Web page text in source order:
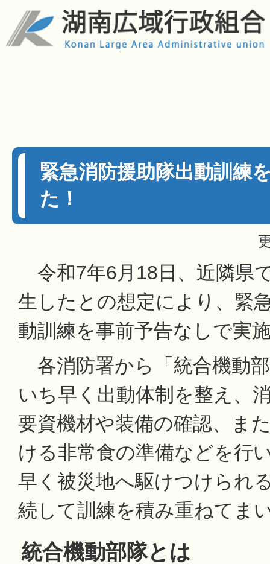
緊急消防援助隊出動訓練
た！
令和7年6月18日、近隣県
生したとの想定により、緊
動訓練を事前予告なしで実
各消防署から「統合機動
いち早く出動体制を整え、
要資機材や装備の確認、ま
ける非常食の準備などを行
早く被災地へ駆けつけられ
続して訓練を積み重ねてま
統合機動部隊とは